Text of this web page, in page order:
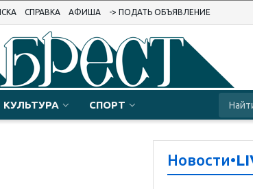
СПРАВКА АФИША -> ПОДАТЬ ОБЪЯВЛЕНИЕ
КУЛЬТУРА СПОРТ
Новости